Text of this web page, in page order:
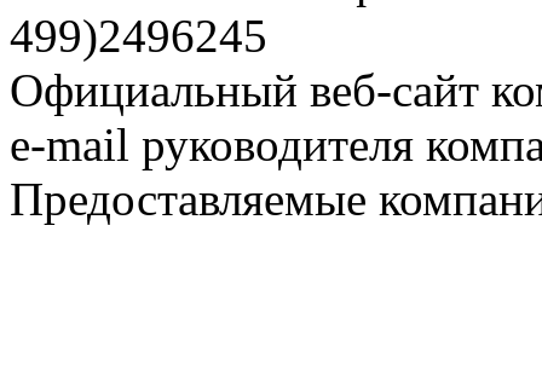
499)2496245
Официальный веб-сайт
e-mail руководителя
Предоставляемые